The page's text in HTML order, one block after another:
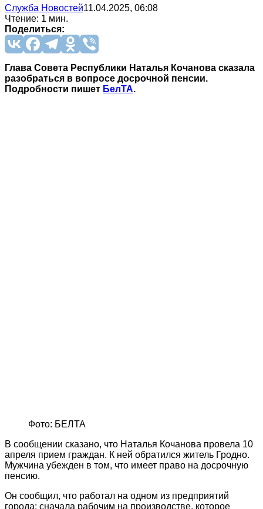
Служба Новостей11.04.2025, 06:08
Чтение: 1 мин.
Поделиться:
Глава Совета Республики Наталья Кочанова сказала
разобраться в вопросе досрочной пенсии.
Подробности пишет БелТА.
Фото: БЕЛТА
В сообщении сказано, что Наталья Кочанова провела 10
апреля прием граждан. К ней обратился житель Гродно.
Мужчина убежден в том, что имеет право на досрочную
пенсию.
Он сообщил, что работал на одном из предприятий
города: сначала рабочим на производстве, которое